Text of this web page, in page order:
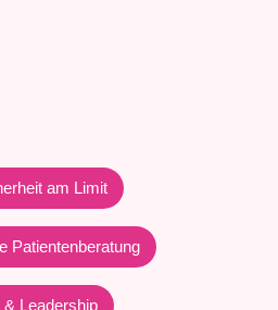
am Limit
Patientenberatung
& Leadership